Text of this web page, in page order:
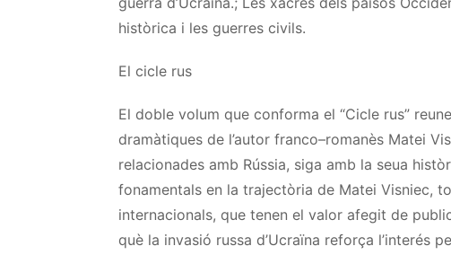
històrica i les guerres civils.
El cicle rus
El doble volum que conforma el “Cicle rus”
dramàtiques de l’autor franco–romanès Matei
relacionades amb Rússia, siga amb la seua
fonamentals en la trajectòria de Matei Visniec,
internacionals, que tenen el valor afegit de
què la invasió russa d’Ucraïna reforça l’interés